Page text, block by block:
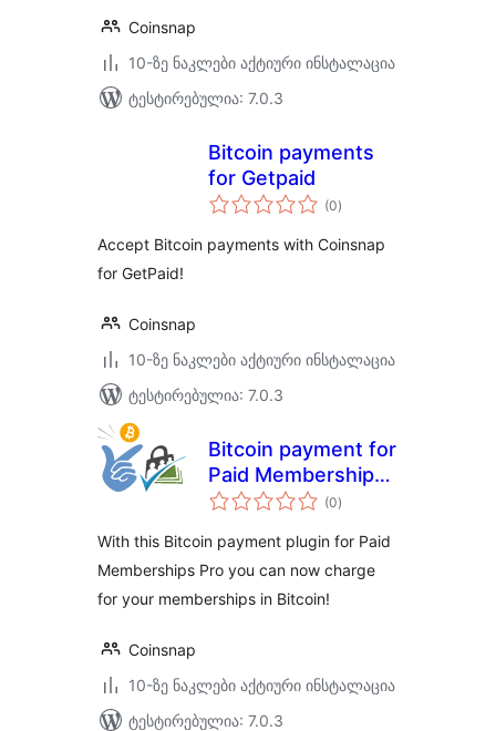
Coinsnap
10-ზე ნაკლები აქტიური ინსტალაცია
ტესტირებულია: 7.0.3
Bitcoin payments
for Getpaid
(0საერთო
რეიტინგი
)
Accept Bitcoin payments with Coinsnap
for GetPaid!
Coinsnap
10-ზე ნაკლები აქტიური ინსტალაცია
ტესტირებულია: 7.0.3
Bitcoin payment for
Paid Memberships
Pro
(0საერთო
რეიტინგი
)
With this Bitcoin payment plugin for Paid
Memberships Pro you can now charge
for your memberships in Bitcoin!
Coinsnap
10-ზე ნაკლები აქტიური ინსტალაცია
ტესტირებულია: 7.0.3